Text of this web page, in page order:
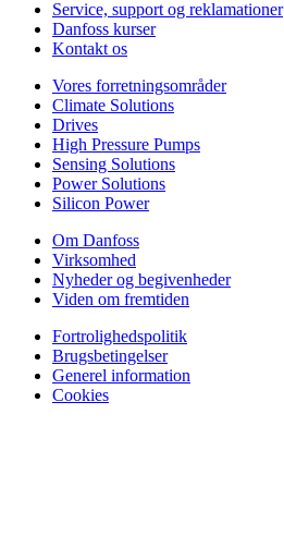
Service, support og reklamationer
Danfoss kurser
Kontakt os
Vores forretningsområder
Climate Solutions
Drives
High Pressure Pumps
Sensing Solutions
Power Solutions
Silicon Power
Om Danfoss
Virksomhed
Nyheder og begivenheder
Viden om fremtiden
Fortrolighedspolitik
Brugsbetingelser
Generel information
Cookies